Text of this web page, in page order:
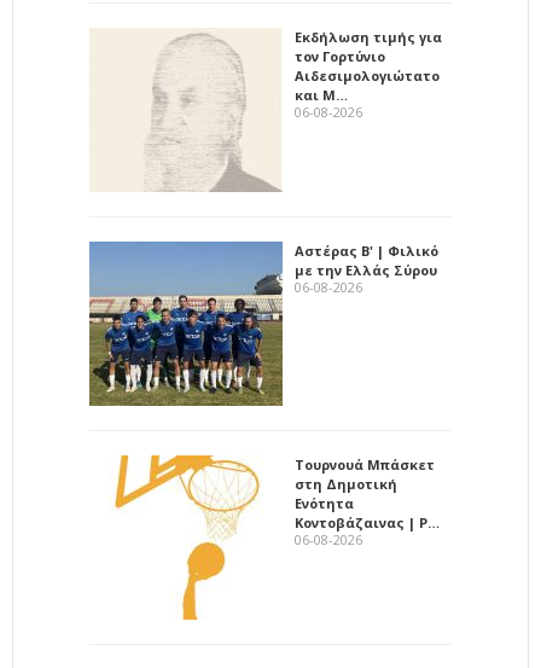
Εκδήλωση τιμής για
τον Γορτύνιο
Αιδεσιμολογιώτατο
και Μ…
06-08-2026
Αστέρας Β' | Φιλικό
με την Ελλάς Σύρου
06-08-2026
Τουρνουά Μπάσκετ
στη Δημοτική
Ενότητα
Κοντοβάζαινας | Ρ…
06-08-2026